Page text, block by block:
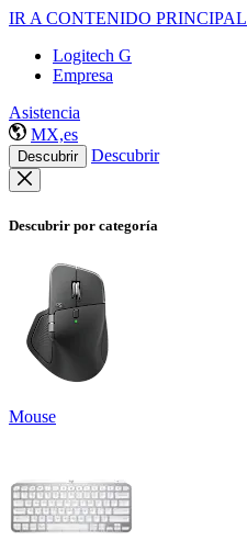
IR A CONTENIDO PRINCIPAL
Logitech G
Empresa
Asistencia
MX,es
Descubrir Descubrir
Descubrir por categoría
Mouse